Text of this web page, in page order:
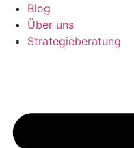
Blog
Über uns
Strategieberatung